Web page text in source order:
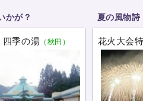
かが？
四季の湯 （秋田）
夏の風物詩
花火大会